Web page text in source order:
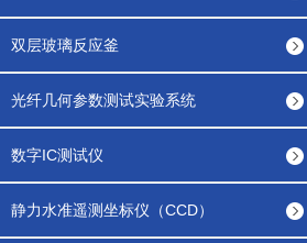
双层玻璃反应釜
光纤几何参数测试实验系统
数字IC测试仪
静力水准遥测坐标仪（CCD）